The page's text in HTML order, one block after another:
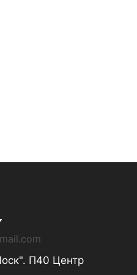
П40 Центр